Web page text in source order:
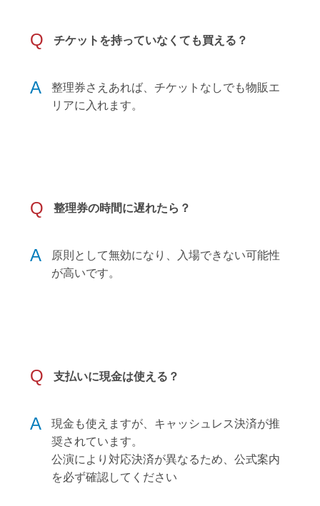
Q チケットを持っていなくても買える？
A
整理券さえあれば、チケットなしでも物販エ
リアに入れます。
Q 整理券の時間に遅れたら？
A
原則として無効になり、入場できない可能性
が高いです。
Q 支払いに現金は使える？
A
現金も使えますが、キャッシュレス決済が推
奨されています。
公演により対応決済が異なるため、公式案内
を必ず確認してください